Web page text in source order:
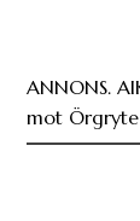
ANNONS.
mot Örgryte